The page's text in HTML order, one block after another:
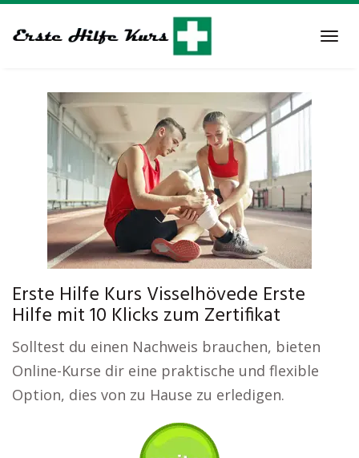
to
Erste Hilfe Kurs Visselhövede Erste
Hilfe mit 10 Klicks zum Zertifikat
Solltest du einen Nachweis brauchen, bieten
Online-Kurse dir eine praktische und flexible
Option, dies von zu Hause zu erledigen.